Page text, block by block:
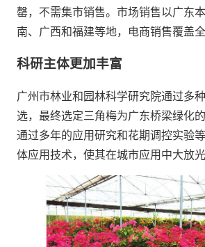
罄，不需集市销售。市场销售以广东
南、广西和福建等地，电商销售覆盖全
科研主体更加丰富
广州市林业和园林科学研究院通过多
选，最终选定三角梅为广东桥梁绿化
通过多年的应用研究和花期调控实验
体应用技术，使其在城市应用中大放光